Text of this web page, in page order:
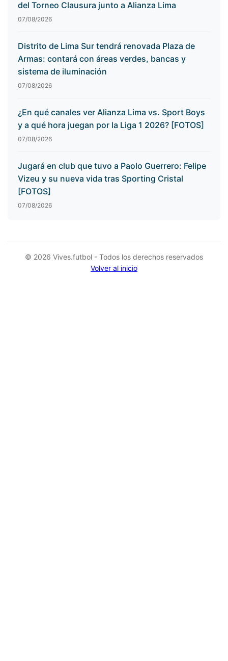
del Torneo Clausura junto a Alianza Lima
07/08/2026
Distrito de Lima Sur tendrá renovada Plaza de
Armas: contará con áreas verdes, bancas y
sistema de iluminación
07/08/2026
¿En qué canales ver Alianza Lima vs. Sport Boys
y a qué hora juegan por la Liga 1 2026? [FOTOS]
07/08/2026
Jugará en club que tuvo a Paolo Guerrero: Felipe
Vizeu y su nueva vida tras Sporting Cristal
[FOTOS]
07/08/2026
© 2026 Vives.futbol - Todos los derechos reservados
Volver al inicio